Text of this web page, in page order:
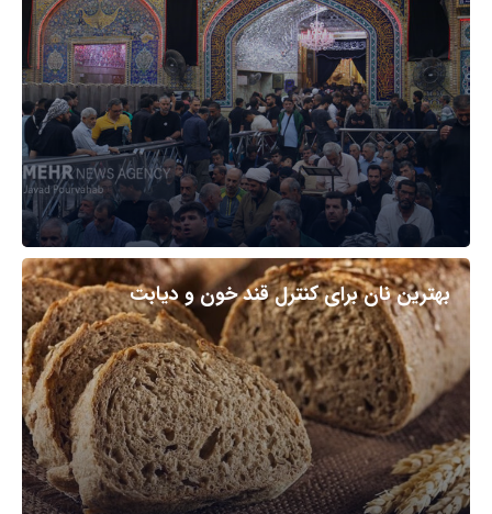
بهترین نان برای کنترل قند خون و دیابت